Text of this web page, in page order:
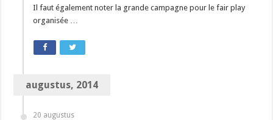
Il faut également noter la grande campagne pour le fair play
organisée …
augustus, 2014
20 augustus